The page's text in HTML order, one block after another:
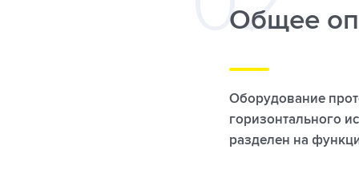
Общее
Оборудование
горизонтального
разделен на